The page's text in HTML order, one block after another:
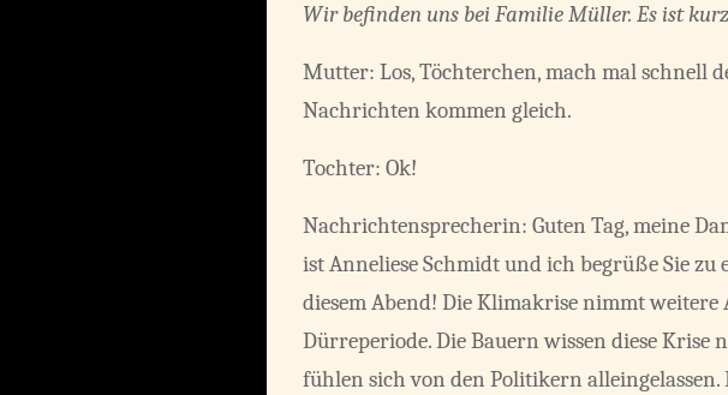
Wir befinden uns bei Familie Müller. Es ist
Mutter: Los, Töchterchen, mach mal schnell
Nachrichten kommen gleich.
Tochter: Ok!
Nachrichtensprecherin: Guten Tag, meine
ist Anneliese Schmidt und ich begrüße Sie zu
diesem Abend! Die Klimakrise nimmt weitere
Dürreperiode. Die Bauern wissen diese
fühlen sich von den Politikern